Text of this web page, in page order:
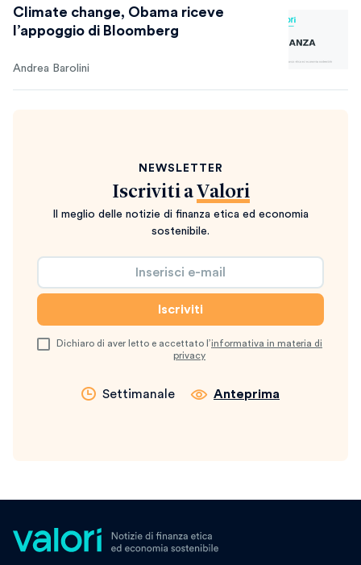
Climate change, Obama riceve
l’appoggio di Bloomberg
Andrea Barolini
NEWSLETTER
Iscriviti a Valori
Il meglio delle notizie di finanza etica ed economia
sostenibile.
Dichiaro di aver letto e accettato l’informativa in materia di
privacy
Settimanale Anteprima